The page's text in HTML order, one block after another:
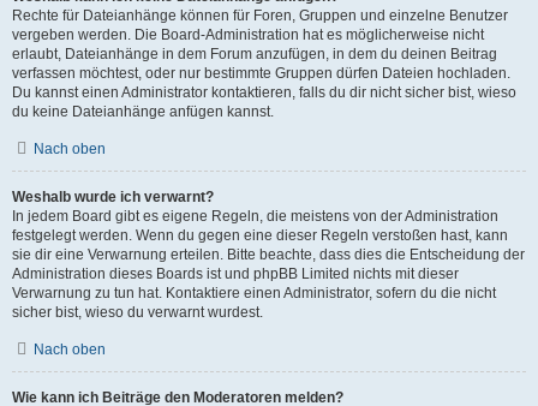
Rechte für Dateianhänge können für Foren, Gruppen und einzelne Benutzer
vergeben werden. Die Board-Administration hat es möglicherweise nicht
erlaubt, Dateianhänge in dem Forum anzufügen, in dem du deinen Beitrag
verfassen möchtest, oder nur bestimmte Gruppen dürfen Dateien hochladen.
Du kannst einen Administrator kontaktieren, falls du dir nicht sicher bist, wieso
du keine Dateianhänge anfügen kannst.
Nach oben
Weshalb wurde ich verwarnt?
In jedem Board gibt es eigene Regeln, die meistens von der Administration
festgelegt werden. Wenn du gegen eine dieser Regeln verstoßen hast, kann
sie dir eine Verwarnung erteilen. Bitte beachte, dass dies die Entscheidung der
Administration dieses Boards ist und phpBB Limited nichts mit dieser
Verwarnung zu tun hat. Kontaktiere einen Administrator, sofern du die nicht
sicher bist, wieso du verwarnt wurdest.
Nach oben
Wie kann ich Beiträge den Moderatoren melden?